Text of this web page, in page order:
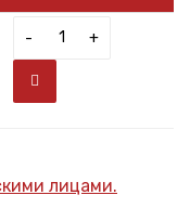
- +
лицами.